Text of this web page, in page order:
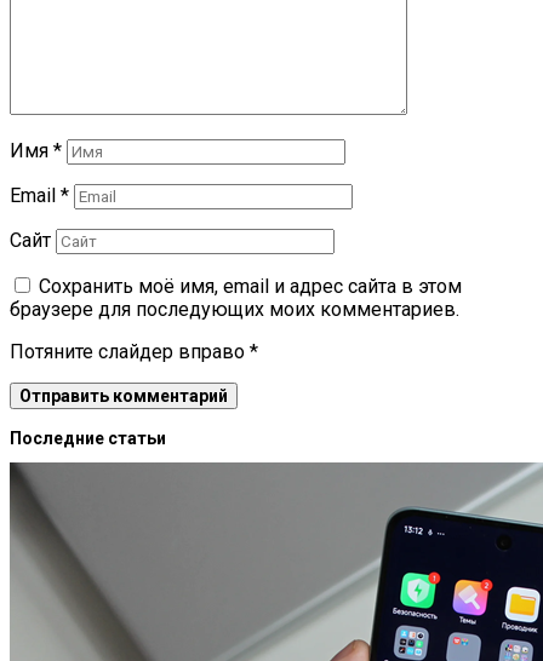
Имя *
Email *
Сайт
Сохранить моё имя, email и адрес сайта в этом
браузере для последующих моих комментариев.
Потяните слайдер вправо *
Последние статьи